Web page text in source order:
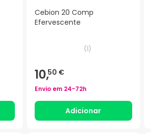
Cebion 20 Comp
Efervescente
(1)
10,50 €
Envio em 24-72h
Adicionar